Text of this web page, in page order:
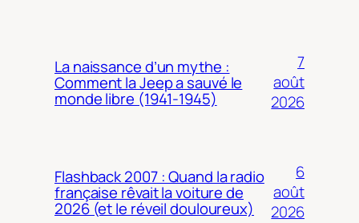
La naissance d’un mythe :
Comment la Jeep a sauvé le
monde libre (1941-1945)
7
août
2026
Flashback 2007 : Quand la radio
française rêvait la voiture de
2026 (et le réveil douloureux)
6
août
2026